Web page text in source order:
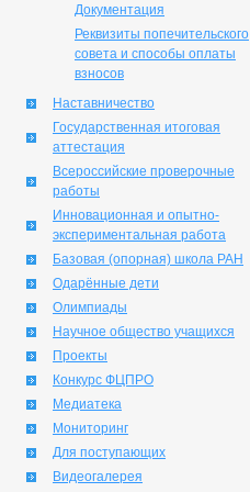
Документация
Реквизиты попечительского
совета и способы оплаты
взносов
Наставничество
Государственная итоговая
аттестация
Всероссийские проверочные
работы
Инновационная и опытно-
экспериментальная работа
Базовая (опорная) школа РАН
Одарённые дети
Олимпиады
Научное общество учащихся
Проекты
Конкурс ФЦПРО
Медиатека
Мониторинг
Для поступающих
Видеогалерея